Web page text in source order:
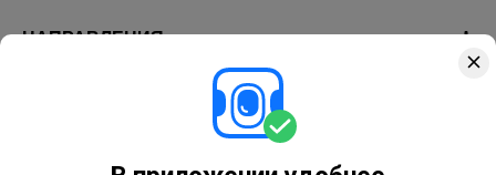
НАПРАВЛЕНИЯ